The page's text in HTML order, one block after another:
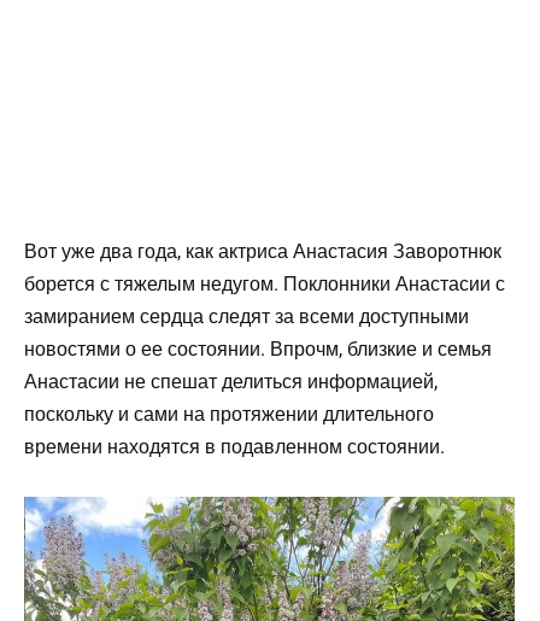
Вот уже два года, как актриса Анастасия Заворотнюк
борется с тяжелым недугом. Поклонники Анастасии с
замиранием сердца следят за всеми доступными
новостями о ее состоянии. Впрочм, близкие и семья
Анастасии не спешат делиться информацией,
поскольку и сами на протяжении длительного
времени находятся в подавленном состоянии.